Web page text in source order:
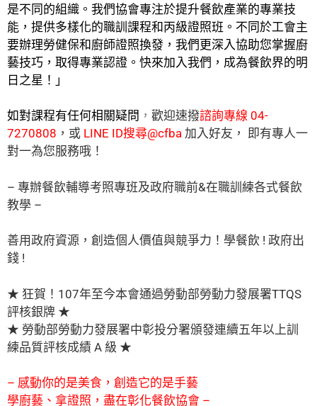
是不同的組織。我們協會專注於提升餐飲產業的專業技
能，提供多樣化的職訓課程和丙級證照班。不同於工會主
要辦理勞健保和廚師證照換發，我們更深入協助您掌握廚
藝技巧，取得專業認證。快來加入我們，成為餐飲界的明
日之星！」
如對課程有任何相關疑問 ， 歡迎速撥諮詢專線 04-
7270808 ， 或 LINE ID搜尋@cfba 加入好友， 即有專人一
對一為您服務哦！
– 專辦餐飲輔導考照專班及政府職前&在職訓練各式餐飲
教學 –
善用政府資源，創造個人價值與競爭力！學餐飲 ! 政府出
錢 !
★ 狂賀！107年至今本會通過勞動部勞動力發展署TTQS
評核銀牌 ★
★ 勞動部勞動力發展署中彰投分署頒發連續五年以上訓
練品質評核成績 A 級 ★
– 感動你的是美食，創造它的是手藝
學廚藝、拿證照，盡在彰化餐飲協會 –